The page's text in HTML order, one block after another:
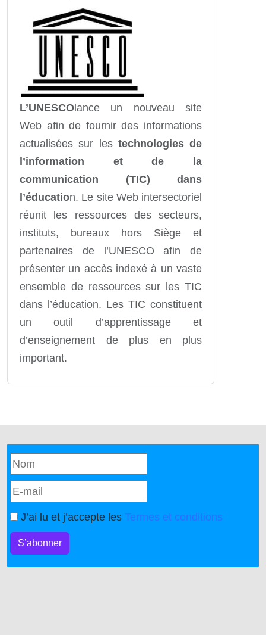
L’UNESCOlance un nouveau site
Web afin de fournir des informations
actualisées sur lestechnologies de
l’information et de la
communication (TIC) dans
l’éducation. Le site Web intersectoriel
réunit les ressources des secteurs,
instituts, bureaux hors Siège et
partenaires de l’UNESCO afin de
présenter un accès indexé à un vaste
ensemble de ressources sur les TIC
dans l’éducation. Les TIC constituent
un outil d’apprentissage et
d’enseignement de plus en plus
important.
J’ai lu et j’accepte les Termes et conditions
S’abonner